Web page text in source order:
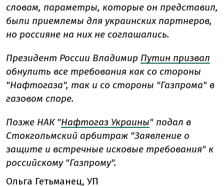
словам, параметры, которые он представил,
были приемлемы для украинских партнеров,
но россияне на них не соглашались.
Президент России Владимир Путин призвал
обнулить все требования как со стороны
"Нафтогаза", так и со стороны "Газпрома" в
газовом споре.
Позже НАК "Нафтогаз Украины" подал в
Стокгольмский арбитраж "Заявление о
защите и встречные исковые требования" к
российскому "Газпрому".
Ольга Гетьманец, УП